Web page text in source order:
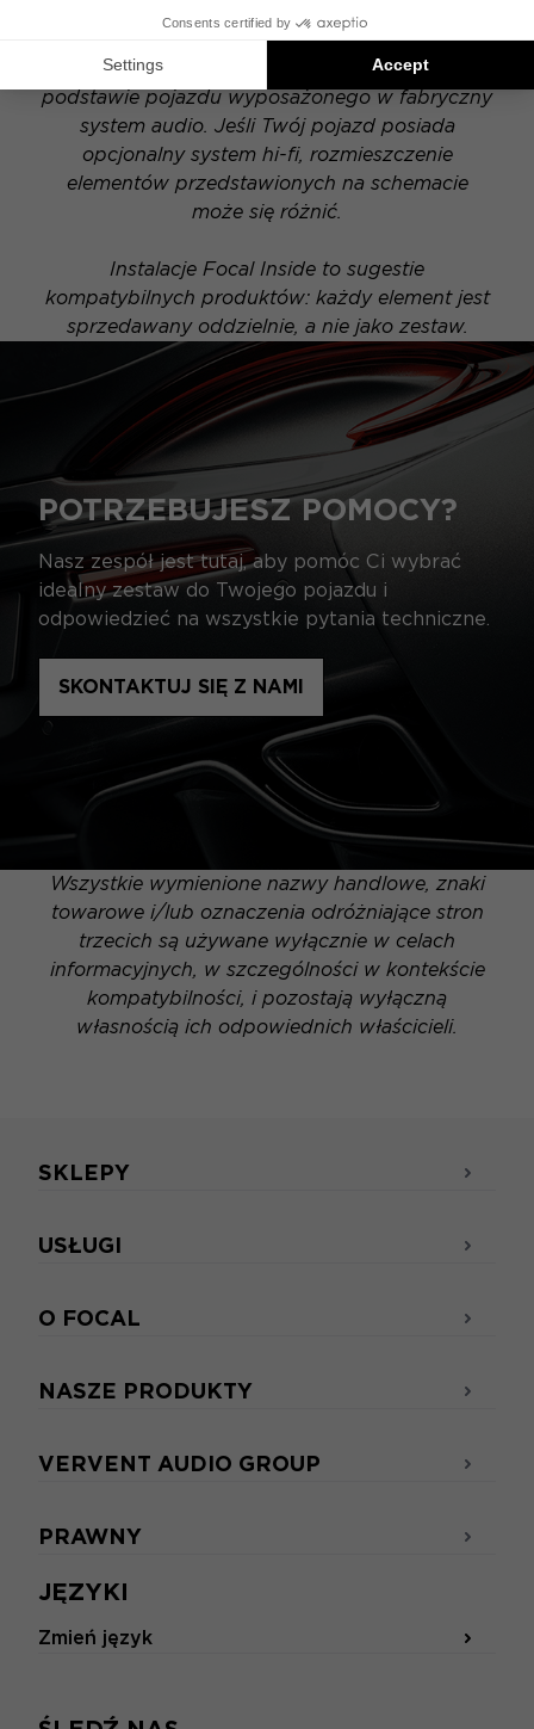
Schemat instalacji został opracowany na
podstawie pojazdu wyposażonego w fabryczny
system audio. Jeśli Twój pojazd posiada
opcjonalny system hi-fi, rozmieszczenie
elementów przedstawionych na schemacie
może się różnić.
Instalacje Focal Inside to sugestie
kompatybilnych produktów: każdy element jest
sprzedawany oddzielnie, a nie jako zestaw.
POTRZEBUJESZ POMOCY?
Nasz zespół jest tutaj, aby pomóc Ci wybrać
idealny zestaw do Twojego pojazdu i
odpowiedzieć na wszystkie pytania techniczne.
SKONTAKTUJ SIĘ Z NAMI
Wszystkie wymienione nazwy handlowe, znaki
towarowe i/lub oznaczenia odróżniające stron
trzecich są używane wyłącznie w celach
informacyjnych, w szczególności w kontekście
kompatybilności, i pozostają wyłączną
własnością ich odpowiednich właścicieli.
JĘZYKI
Zmień język
SKLEPY
USŁUGI
O FOCAL
NASZE PRODUKTY
VERVENT AUDIO GROUP
PRAWNY